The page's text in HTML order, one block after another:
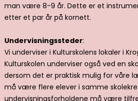
man være 8-9 år. Dette er et
etter et par år på kornett.
Undervisningssteder:
Vi underviser i Kulturskolens lokaler i
Kulturskolen underviser også ved en
dersom det er praktisk mulig for våre
må være flere elever i samme
undervisningsforholdene må være